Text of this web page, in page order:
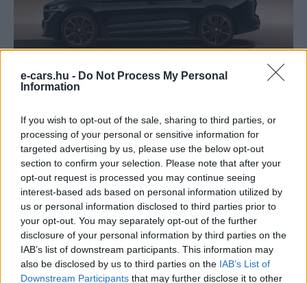
e-cars.hu - Do Not Process My Personal
Information
If you wish to opt-out of the sale, sharing to third parties, or
processing of your personal or sensitive information for
targeted advertising by us, please use the below opt-out
section to confirm your selection. Please note that after your
opt-out request is processed you may continue seeing
interest-based ads based on personal information utilized by
us or personal information disclosed to third parties prior to
your opt-out. You may separately opt-out of the further
disclosure of your personal information by third parties on the
IAB’s list of downstream participants. This information may
also be disclosed by us to third parties on the IAB’s List of
Downstream Participants that may further disclose it to other
A pletykák szerint az újdonság akár már idén novemberben
bemutatkozhat, míg az értékesítések 2021-ben
kezdődhetnek meg.
Kövesd az e-cars.hu-t a Facebookon is, további
tartalmakért!
CÍMKÉK GT kémfotó Kupé Skoda Skoda ENYAQ